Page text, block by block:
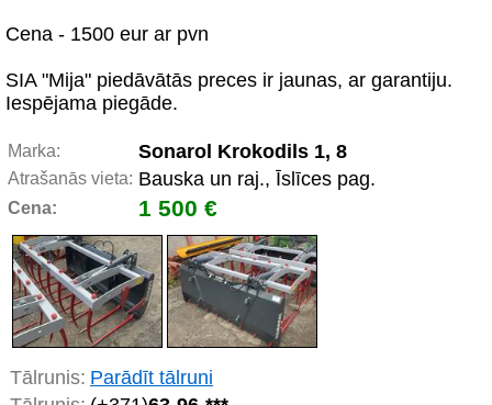
Cena - 1500 eur ar pvn
SIA "Mija" piedāvātās preces ir jaunas, ar garantiju.
Iespējama piegāde.
Marka: Sonarol Krokodils 1, 8
Atrašanās vieta: Bauska un raj., Īslīces pag.
Cena: 1 500 €
Tālrunis: Parādīt tālruni